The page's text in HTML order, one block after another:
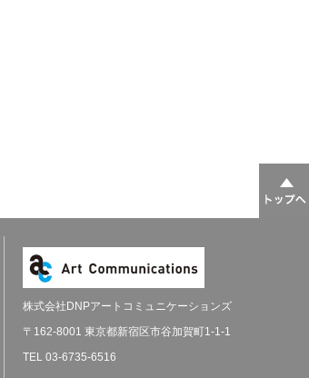
株式会社DNPアートコミュニケーションズ
〒162-8001 東京都新宿区市谷加賀町1-1-1
TEL 03-6735-6516